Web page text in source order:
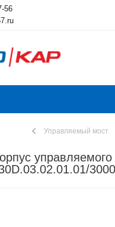
56
Управляемый мост